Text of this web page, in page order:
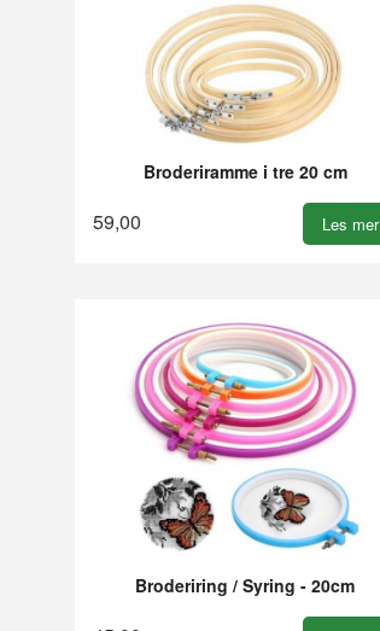
Broderiramme i tre 20 cm
59,00 Les mer
Broderiring / Syring - 20cm